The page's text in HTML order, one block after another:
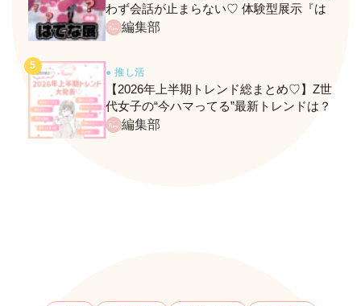
わず会話が止まらない♡ 体験型展示『は
てな展』に行ってきたレポ
編集部
● 推し活
【2026年上半期トレンド総まとめ♡】Z世
代女子の“今ハマってる”最新トレンドは？
ネクストバズ予報もチェック♪
編集部